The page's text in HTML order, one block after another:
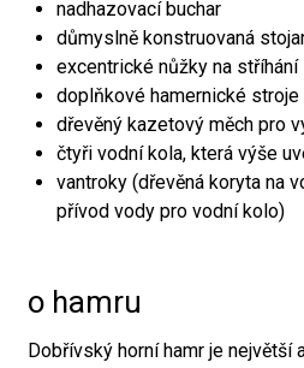
nadhazovací buchar
důmyslně konstruovaná
excentrické nůžky na
doplňkové hamernické stroje
dřevěný kazetový měch pro
čtyři vodní kola, která výše
vantroky (dřevěná koryta na
přívod vody pro vodní kolo)
o hamru
Dobřívský horní hamr je největší